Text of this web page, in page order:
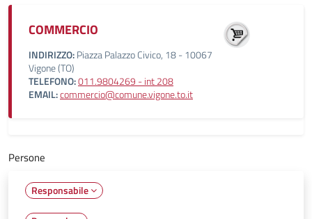
COMMERCIO
INDIRIZZO:Piazza Palazzo Civico, 18 - 10067
Vigone (TO)
TELEFONO:011.9804269 - int 208
EMAIL:commercio@comune.vigone.to.it
Persone
Responsabile